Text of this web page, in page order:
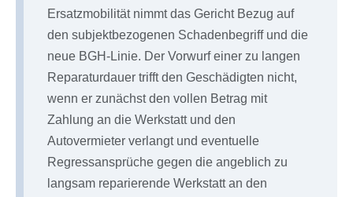
Ersatzmobilität nimmt das Gericht Bezug auf
den subjektbezogenen Schadenbegriff und die
neue BGH-Linie. Der Vorwurf einer zu langen
Reparaturdauer trifft den Geschädigten nicht,
wenn er zunächst den vollen Betrag mit
Zahlung an die Werkstatt und den
Autovermieter verlangt und eventuelle
Regressansprüche gegen die angeblich zu
langsam reparierende Werkstatt an den